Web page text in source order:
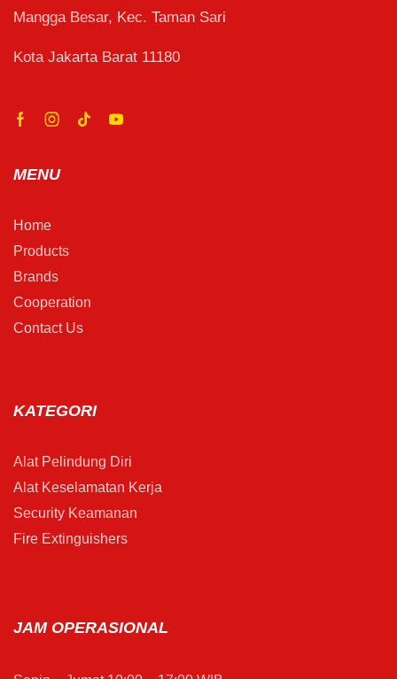
Mangga Besar, Kec. Taman Sari
Kota Jakarta Barat 11180
MENU
Home
Products
Brands
Cooperation
Contact Us
KATEGORI
Alat Pelindung Diri
Alat Keselamatan Kerja
Security Keamanan
Fire Extinguishers
JAM OPERASIONAL